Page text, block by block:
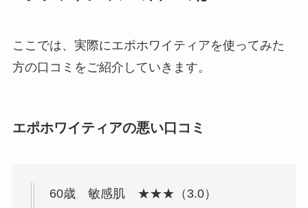
ここでは、実際にエポホワイティアを使ってみた
方の口コミをご紹介していきます。
エポホワイティアの悪い口コミ
60歳 敏感肌 ★★★（3.0）